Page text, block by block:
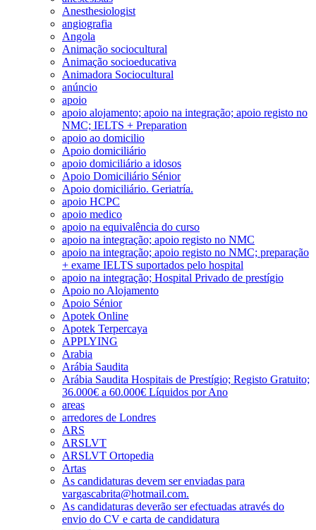
Anesthesiologist
angiografia
Angola
Animação sociocultural
Animação socioeducativa
Animadora Sociocultural
anúncio
apoio
apoio alojamento; apoio na integração; apoio registo no
NMC; IELTS + Preparation
apoio ao domicilio
Apoio domiciliário
apoio domiciliário a idosos
Apoio Domiciliário Sénior
Apoio domiciliário. Geriatría.
apoio HCPC
apoio medico
apoio na equivalência do curso
apoio na integração; apoio registo no NMC
apoio na integração; apoio registo no NMC; preparação
+ exame IELTS suportados pelo hospital
apoio na integração; Hospital Privado de prestígio
Apoio no Alojamento
Apoio Sénior
Apotek Online
Apotek Terpercaya
APPLYING
Arabia
Arábia Saudita
Arábia Saudita Hospitais de Prestígio; Registo Gratuito;
36.000€ a 60.000€ Líquidos por Ano
areas
arredores de Londres
ARS
ARSLVT
ARSLVT Ortopedia
Artas
As candidaturas devem ser enviadas para
vargascabrita@hotmail.com.
As candidaturas deverão ser efectuadas através do
envio do CV e carta de candidatura